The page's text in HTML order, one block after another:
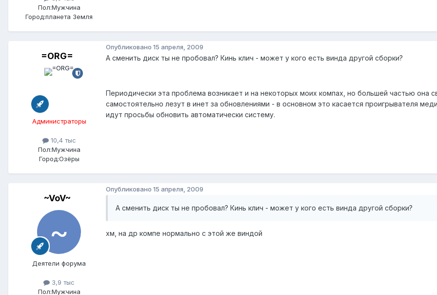
Пол:Мужчина
Город:планета Земля
=ORG=
Администраторы
10,4 тыс
Пол:Мужчина
Город:Озёры
Опубликовано 15 апреля, 2009
А сменить диск ты не пробовал? Кинь клич - может у кого есть винда другой сборки?
Периодически эта проблема возникает и на некоторых моих компах, но большей частью она
самостоятельно лезут в инет за обновлениями - в основном это касается проигрывателя
идут просьбы обновить автоматически систему.
~VoV~
Деятели форума
3,9 тыс
Пол:Мужчина
Опубликовано 15 апреля, 2009
А сменить диск ты не пробовал? Кинь клич - может у кого есть винда другой сборки?
хм, на др компе нормально с этой же виндой